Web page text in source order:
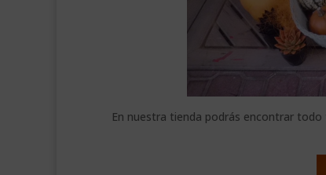
En nuestra tienda podrás encontrar